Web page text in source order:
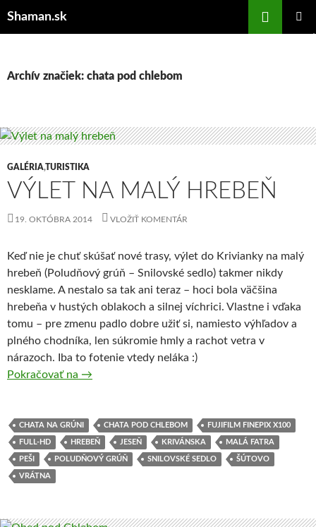
Shaman.sk
Archív značiek: chata pod chlebom
GALÉRIA,TURISTIKA
VÝLET NA MALÝ HREBEŇ
19. OKTÓBRA 2014 VLOŽIŤ KOMENTÁR
Keď nie je chuť skúšať nové trasy, výlet do Krivianky na malý
hrebeň (Poludňový grúň – Snilovské sedlo) takmer nikdy
nesklame. A nestalo sa tak ani teraz – hoci bola väčšina
hrebeňa v hustých oblakoch a silnej víchrici. Vlastne i vďaka
tomu – pre zmenu padlo dobre užiť si, namiesto výhľadov a
plného chodníka, len súkromie hmly a rachot vetra v
nárazoch. Iba to fotenie vtedy neláka :)
Pokračovať na Výlet na malý hrebeň
→
CHATA NA GRÚNI CHATA POD CHLEBOM FUJIFILM FINEPIX X100
FULL-HD HREBEŇ JESEŇ KRIVÁNSKA MALÁ FATRA
PEŠI POLUDŇOVÝ GRÚŇ SNILOVSKÉ SEDLO ŠÚTOVO
VRÁTNA